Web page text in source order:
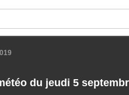
du jeudi 5